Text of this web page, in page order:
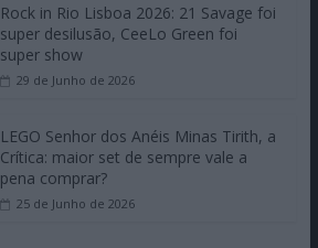
Rock in Rio Lisboa 2026: 21 Savage foi
super desilusão, CeeLo Green foi
super show
29 de Junho de 2026
LEGO Senhor dos Anéis Minas Tirith, a
Crítica: maior set de sempre vale a
pena comprar?
25 de Junho de 2026